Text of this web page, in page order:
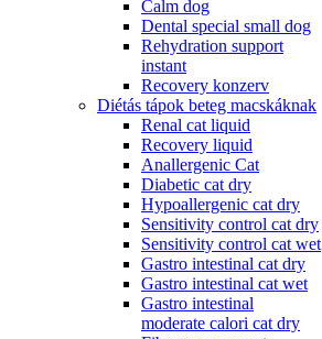
Calm dog
Dental special small dog
Rehydration support
instant
Recovery konzerv
Diétás tápok beteg macskáknak
Renal cat liquid
Recovery liquid
Anallergenic Cat
Diabetic cat dry
Hypoallergenic cat dry
Sensitivity control cat dry
Sensitivity control cat wet
Gastro intestinal cat dry
Gastro intestinal cat wet
Gastro intestinal
moderate calori cat dry